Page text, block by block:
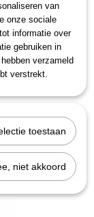
van
onze sociale
informatie over
gebruiken in
verzameld
verstrekt.
toestaan
niet akkoord